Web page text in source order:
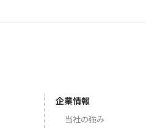
企業情報
当社の強み